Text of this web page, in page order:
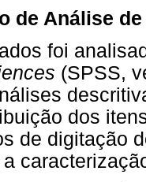
de Análise
foi
(SPSS,
dos
de digitação